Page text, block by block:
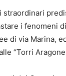
straordinari
i fenomeni
di via Marina,
“Torri